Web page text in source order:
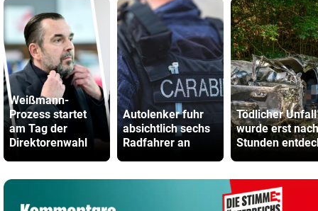
Weißmann-
Prozess startet
am Tag der
Direktorenwahl
Autolenker fuhr
absichtlich sechs
Radfahrer an
Tödlicher Unfall
wurde erst nach
Stunden